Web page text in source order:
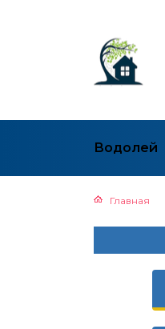
Водолей
Главная